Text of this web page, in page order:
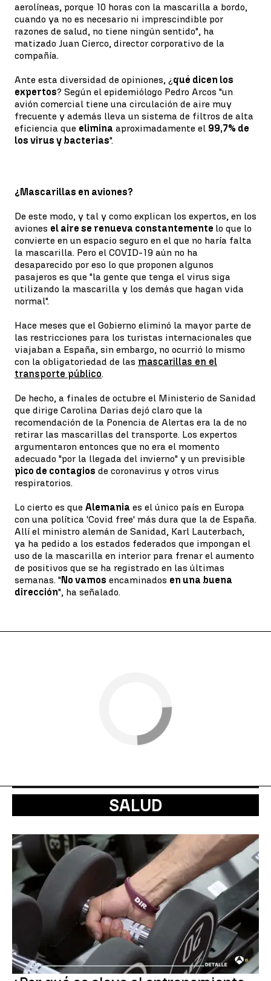
aerolíneas, porque 10 horas con la mascarilla a bordo,
cuando ya no es necesario ni imprescindible por
razones de salud, no tiene ningún sentido", ha
matizado Juan Cierco, director corporativo de la
compañía.
Ante esta diversidad de opiniones, ¿qué dicen los
expertos? Según el epidemiólogo Pedro Arcos "un
avión comercial tiene una circulación de aire muy
frecuente y además lleva un sistema de filtros de alta
eficiencia que elimina aproximadamente el 99,7% de
los virus y bacterias".
¿Mascarillas en aviones?
De este modo, y tal y como explican los expertos, en los
aviones el aire se renueva constantemente lo que lo
convierte en un espacio seguro en el que no haría falta
la mascarilla. Pero el COVID-19 aún no ha
desaparecido por eso lo que proponen algunos
pasajeros es que "la gente que tenga el virus siga
utilizando la mascarilla y los demás que hagan vida
normal".
Hace meses que el Gobierno eliminó la mayor parte de
las restricciones para los turistas internacionales que
viajaban a España, sin embargo, no ocurrió lo mismo
con la obligatoriedad de las mascarillas en el
transporte público.
De hecho, a finales de octubre el Ministerio de Sanidad
que dirige Carolina Darias dejó claro que la
recomendación de la Ponencia de Alertas era la de no
retirar las mascarillas del transporte. Los expertos
argumentaron entonces que no era el momento
adecuado "por la llegada del invierno" y un previsible
pico de contagios de coronavirus y otros virus
respiratorios.
Lo cierto es que Alemania es el único país en Europa
con una política 'Covid free' más dura que la de España.
Allí el ministro alemán de Sanidad, Karl Lauterbach,
ya ha pedido a los estados federados que impongan el
uso de la mascarilla en interior para frenar el aumento
de positivos que se ha registrado en las últimas
semanas. "No vamos encaminados en una buena
dirección", ha señalado.
SALUD